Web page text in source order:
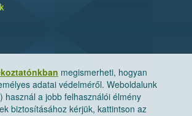
megismerheti, hogyan
adatai védelméről. Weboldalunk
használ a jobb felhasználói élmény
biztosításához kérjük, kattintson az